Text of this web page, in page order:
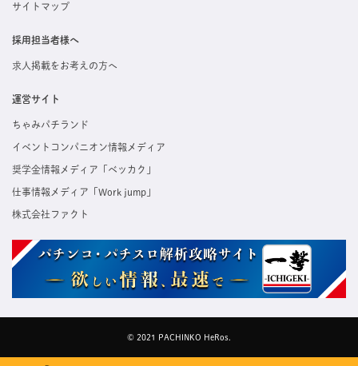
サイトマップ
採用担当者様へ
求人掲載をお考えの方へ
運営サイト
ちゃみパチランド
イベントコンパニオン情報メディア
奨学金情報メディア「ベッカク」
仕事情報メディア「Work jump」
株式会社ファクト
© 2021 PACHINKO HeRos.